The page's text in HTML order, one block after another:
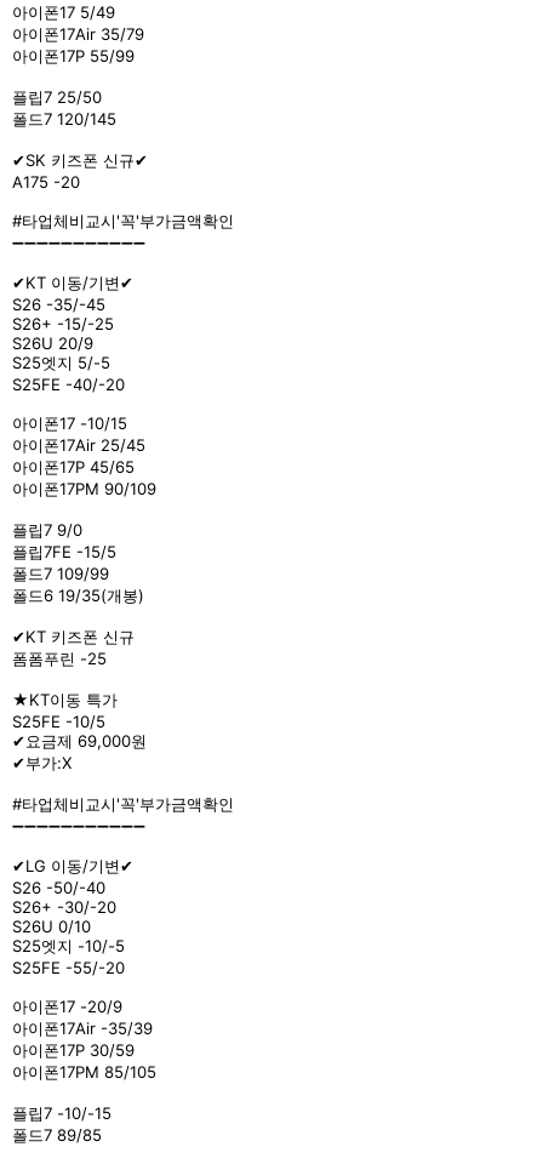
아이폰17 5/49
아이폰17Air 35/79
아이폰17P 55/99
플립7 25/50
폴드7 120/145
✔SK 키즈폰 신규✔
A175 -20
#타업체비교시'꼭'부가금액확인
➖➖➖➖➖➖➖➖➖➖➖
✔KT 이동/기변✔
S26 -35/-45
S26+ -15/-25
S26U 20/9
S25엣지 5/-5
S25FE -40/-20
아이폰17 -10/15
아이폰17Air 25/45
아이폰17P 45/65
아이폰17PM 90/109
플립7 9/0
플립7FE -15/5
폴드7 109/99
폴드6 19/35(개봉)
✔KT 키즈폰 신규
폼폼푸린 -25
★KT이동 특가
S25FE -10/5
✔요금제 69,000원
✔부가:X
#타업체비교시'꼭'부가금액확인
➖➖➖➖➖➖➖➖➖➖➖
✔LG 이동/기변✔
S26 -50/-40
S26+ -30/-20
S26U 0/10
S25엣지 -10/-5
S25FE -55/-20
아이폰17 -20/9
아이폰17Air -35/39
아이폰17P 30/59
아이폰17PM 85/105
플립7 -10/-15
폴드7 89/85